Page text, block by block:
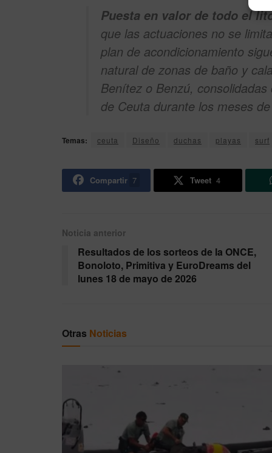
Puesta en valor de todo el
que las actuaciones no se
plan de acondicionamiento
natural de zonas de baño y
Benítez o Benzú,
de Ceuta durante los meses
Temas: ceuta Diseño duchas playas surf
Compartir 7 Tweet 4
Noticia anterior
Resultados de los sorteos de la ONCE,
Bonoloto, Primitiva y EuroDreams del
lunes 18 de mayo de 2026
Otras Noticias